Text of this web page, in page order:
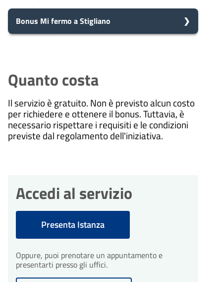
Bonus Mi fermo a Stigliano
procedimento e prenderà in carico
la tua domanda in 5 giorni.
10 Eventuale richiesta di
integrazioni
dall'avvio del procedimento.
30 Conclusione del
Il procedimento amministrativo
sarà concluso entro un massimo
di 30 giorni dalla presentazione
Quanto costa
Il servizio è gratuito. Non è previsto alcun costo
per richiedere e ottenere il bonus. Tuttavia, è
necessario rispettare i requisiti e le condizioni
previste dal regolamento dell'iniziativa.
Accedi al servizio
Presenta Istanza
Oppure, puoi prenotare un appuntamento e
presentarti presso gli uffici.